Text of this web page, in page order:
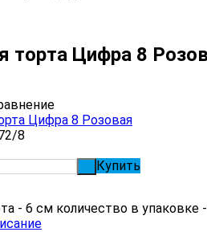
торта Цифра 8
8
Купить
- 6 см количество в упаковке